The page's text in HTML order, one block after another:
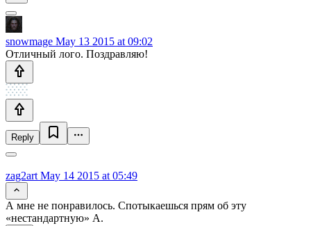
snowmage May 13 2015 at 09:02
Отличный лого. Поздравляю!
Reply
zag2art May 14 2015 at 05:49
А мне не понравилось. Спотыкаешься прям об эту
«нестандартную» А.